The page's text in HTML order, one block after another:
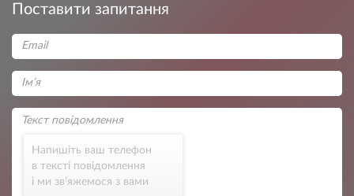
Поставити запитання
Напишіть ваш телефон
в тексті повідомлення
і ми зв’яжемося з вами